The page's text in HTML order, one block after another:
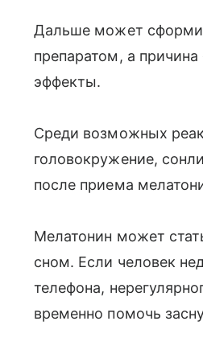
Дальше может
препаратом, а
эффекты.
Среди возможных
головокружение,
после приема
Мелатонин может
сном. Если человек
телефона,
временно помочь